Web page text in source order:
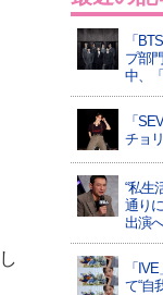
「
プ部
中、
「
チョ
“私生
通り
出演へ
「
て“自